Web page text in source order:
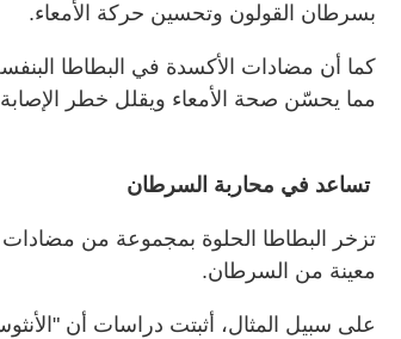
بسرطان القولون وتحسين حركة الأمعاء.
كما أن مضادات الأكسدة في البطاطا
مما يحسّن صحة الأمعاء ويقلل خطر الإصابة
تساعد في محاربة السرطان
تزخر البطاطا الحلوة بمجموعة من مضادات
معينة من السرطان.
على سبيل المثال، أثبتت دراسات أن